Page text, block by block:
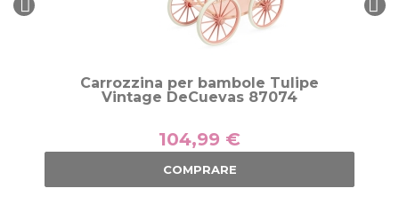
Carrozzina per bambole Tulipe
Vintage DeCuevas 87074
104,99 €
COMPRARE